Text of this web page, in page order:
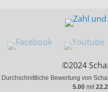
©2024
Durchschnittliche Bewertung von
5.00 mit